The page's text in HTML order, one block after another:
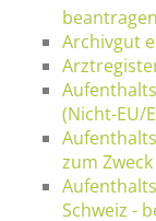
beantragen
Archivgut
(Nicht-EU/
zum
Schweiz -